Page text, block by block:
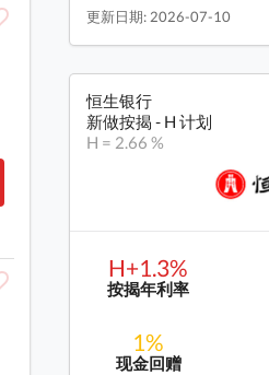
更新日期: 2026-07-10
恒生银行
新做按揭 - H 计划
H = 2.66 %
H+1.3%
按揭年利率
1%
现金回赠